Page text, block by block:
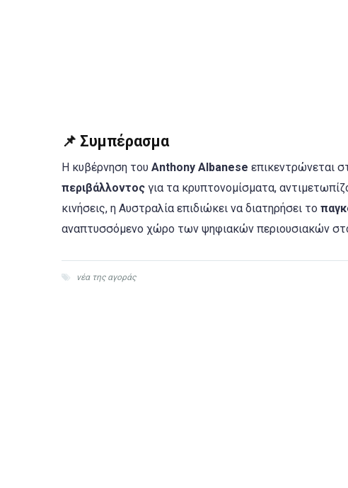
📌 Συμπέρασμα
Η κυβέρνηση του Anthony Albanese επικεντρώνεται
περιβάλλοντος για τα κρυπτονομίσματα,
κινήσεις, η Αυστραλία επιδιώκει να διατηρήσει το
αναπτυσσόμενο χώρο των ψηφιακών περιουσιακών
νέα της αγοράς